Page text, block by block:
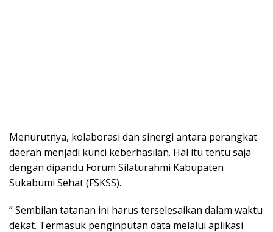
Menurutnya, kolaborasi dan sinergi antara perangkat
daerah menjadi kunci keberhasilan. Hal itu tentu saja
dengan dipandu Forum Silaturahmi Kabupaten
Sukabumi Sehat (FSKSS).
” Sembilan tatanan ini harus terselesaikan dalam waktu
dekat. Termasuk penginputan data melalui aplikasi